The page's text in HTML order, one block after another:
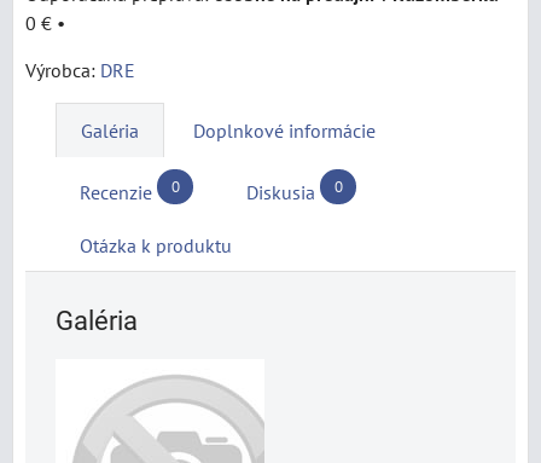
0 € •
Výrobca: DRE
Galéria Doplnkové informácie
Recenzie 0 Diskusia 0
Otázka k produktu
Galéria